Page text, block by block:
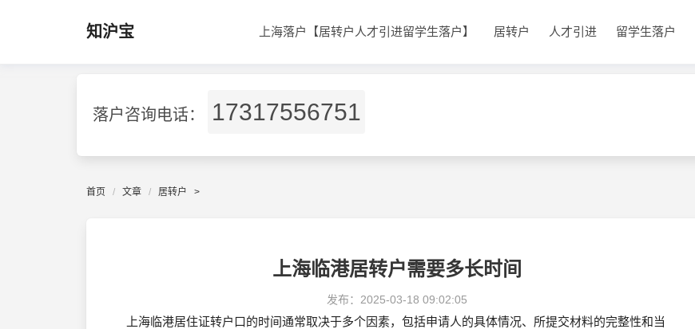
知沪宝 上海落户【居转户人才引进留学生落户】 居转户 人才引进 留学生落户
落户咨询电话： 17317556751
首页 文章 居转户 >
上海临港居转户需要多长时间
发布： 2025-03-18 09:02:05
上海临港居住证转户口的时间通常取决于多个因素，包括申请人的具体情况、所提交材料的完整性和当